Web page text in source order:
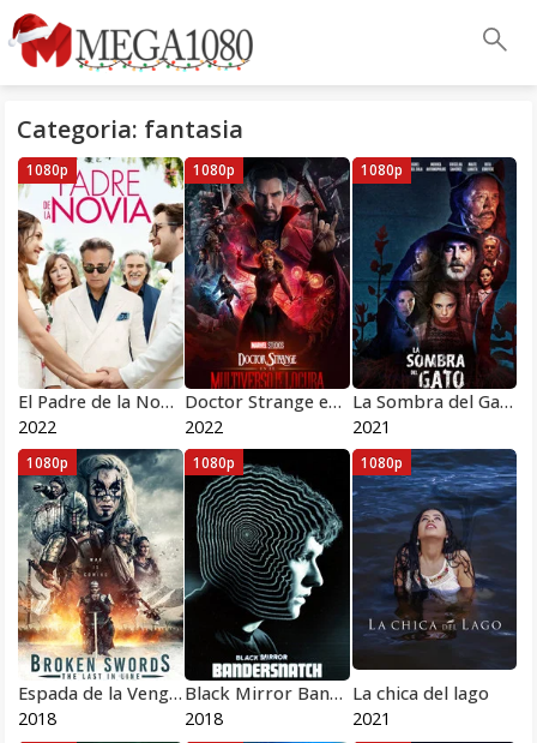
Categoria: fantasia
El Padre de la Novia
2022
1080p
Doctor Strange en el multiverso de la locura
2022
1080p
La Sombra del Gato
2021
1080p
Espada de la Venganza: Hasta la Ultima Linea
2018
1080p
Black Mirror Bandersnatch
2018
1080p
La chica del lago
2021
1080p